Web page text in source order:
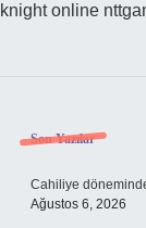
knight online
Sidebar
Son Yazılar
Cahiliye
Ağustos 6, 2026